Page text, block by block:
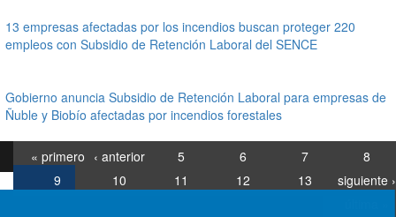
13 empresas afectadas por los incendios buscan proteger 220
empleos con Subsidio de Retención Laboral del SENCE
Gobierno anuncia Subsidio de Retención Laboral para empresas de
Ñuble y Biobío afectadas por incendios forestales
« primero ‹ anterior 5 6 7
8
9
10 11 12 13
siguiente ›